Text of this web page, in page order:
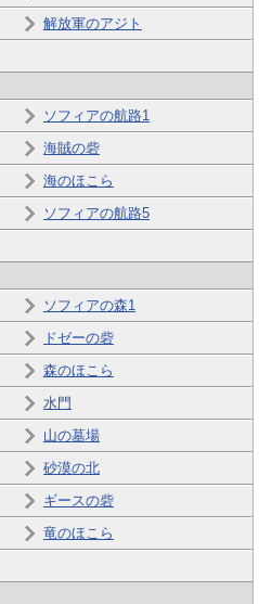
解放軍のアジト
ソフィアの航路1
海賊の砦
海のほこら
ソフィアの航路5
ソフィアの森1
ドゼーの砦
森のほこら
水門
山の墓場
砂漠の北
ギースの砦
竜のほこら